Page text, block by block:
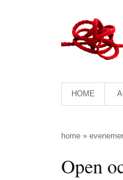
HOME
home »
Open